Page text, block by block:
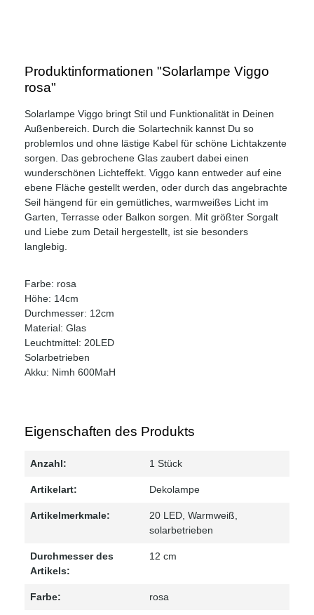
Produktinformationen "Solarlampe Viggo
rosa"
Solarlampe Viggo bringt Stil und Funktionalität in Deinen
Außenbereich. Durch die Solartechnik kannst Du so
problemlos und ohne lästige Kabel für schöne Lichtakzente
sorgen. Das gebrochene Glas zaubert dabei einen
wunderschönen Lichteffekt. Viggo kann entweder auf eine
ebene Fläche gestellt werden, oder durch das angebrachte
Seil hängend für ein gemütliches, warmweißes Licht im
Garten, Terrasse oder Balkon sorgen. Mit größter Sorgalt
und Liebe zum Detail hergestellt, ist sie besonders
langlebig.
Farbe: rosa
Höhe: 14cm
Durchmesser: 12cm
Material: Glas
Leuchtmittel: 20LED
Solarbetrieben
Akku: Nimh 600MaH
Eigenschaften des Produkts
Anzahl: 1 Stück
Artikelart: Dekolampe
Artikelmerkmale: 20 LED , Warmweiß
solarbetrieben
Durchmesser des
Artikels:
12 cm
Farbe: rosa